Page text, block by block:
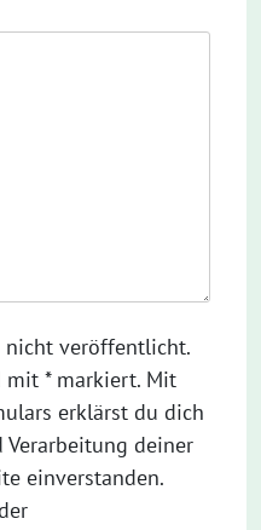
nicht veröffentlicht.
mit * markiert. Mit
erklärst du dich
deiner
einverstanden.